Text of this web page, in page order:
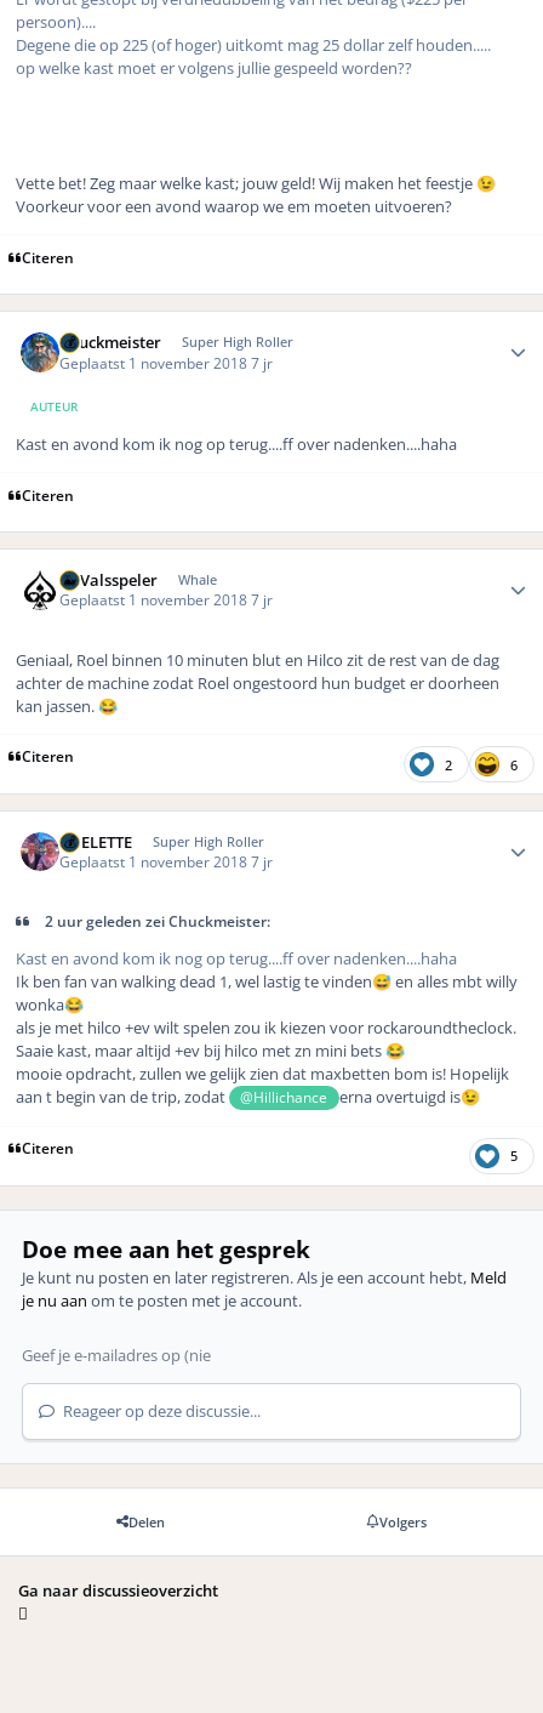
persoon)....
Degene die op 225 (of hoger) uitkomt mag 25 dollar zelf houden.....
op welke kast moet er volgens jullie gespeeld worden??
Vette bet! Zeg maar welke kast; jouw geld! Wij maken het feestje 😉
Voorkeur voor een avond waarop we em moeten uitvoeren?
Citeren
Chuckmeister Super High Roller
Geplaatst 1 november 20187 jr
AUTEUR
Kast en avond kom ik nog op terug....ff over nadenken....haha
Citeren
DeValsspeler Whale
Geplaatst 1 november 20187 jr
Geniaal, Roel binnen 10 minuten blut en Hilco zit de rest van de dag
achter de machine zodat Roel ongestoord hun budget er doorheen
kan jassen. 😂
Citeren 2 6
ROELETTE Super High Roller
Geplaatst 1 november 20187 jr
2 uur geleden zei Chuckmeister:
Kast en avond kom ik nog op terug....ff over nadenken....haha
Ik ben fan van walking dead 1, wel lastig te vinden😅 en alles mbt willy
wonka😂
als je met hilco +ev wilt spelen zou ik kiezen voor rockaroundtheclock.
Saaie kast, maar altijd +ev bij hilco met zn mini bets 😂
mooie opdracht, zullen we gelijk zien dat maxbetten bom is! Hopelijk
aan t begin van de trip, zodat
@Hillichance erna overtuigd is😉
Citeren 5
Doe mee aan het gesprek
Je kunt nu posten en later registreren. Als je een account hebt, Meld
je nu aan om te posten met je account.
Reageer op deze discussie...
Delen Volgers
Ga naar discussieoverzicht